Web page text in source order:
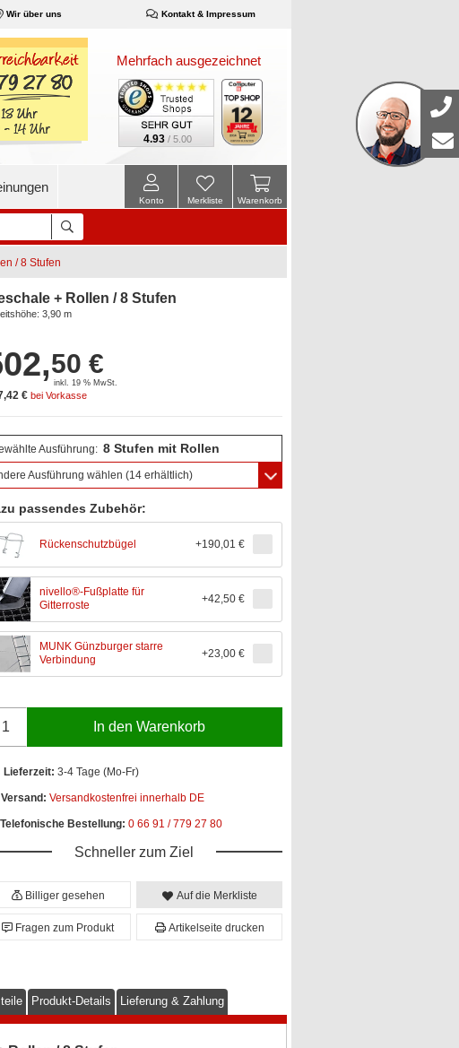
Wir über uns Kontakt & Impressum
Mehrfach ausgezeichnet
4.93 / 5.00
Warenkorb
Merkliste
Konto
/ 8 Stufen
+ Rollen / 8 Stufen
3,90 m
50 €
inkl. 19 % MwSt.
€ bei Vorkasse
Ausführung: 8 Stufen mit Rollen
Ausführung wählen (14 erhältlich)
passendes Zubehör:
Rückenschutzbügel +190,01 €
nivello®-Fußplatte für
Gitterroste
+42,50 €
MUNK Günzburger starre
Verbindung
+23,00 €
In den Warenkorb
Lieferzeit: 3-4 Tage (Mo-Fr)
Versand: Versandkostenfrei innerhalb DE
Telefonische Bestellung: 0 66 91 / 779 27 80
Schneller zum Ziel
Billiger gesehen Auf die Merkliste
Fragen zum Produkt Artikelseite drucken
Produkt-Details Lieferung & Zahlung